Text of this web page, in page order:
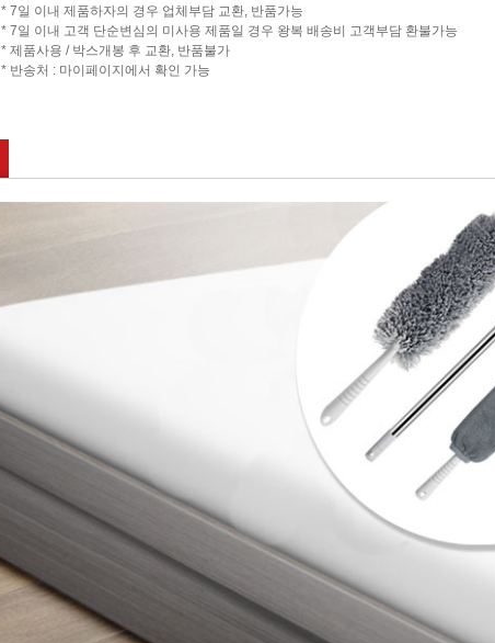
* 7일 이내 제품하자의 경우 업체부담 교환, 반품가능
* 7일 이내 고객 단순변심의 미사용 제품일 경우 왕복 배송비 고객부담 환불가능
* 제품사용 / 박스개봉 후 교환, 반품불가
* 반송처 : 마이페이지에서 확인 가능